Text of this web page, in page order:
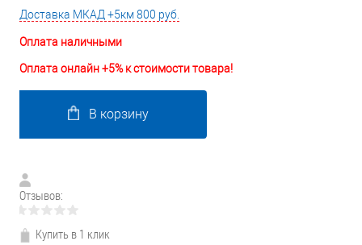
Доставка МКАД +5км 800 руб.
Оплата наличными
Оплата онлайн +5% к стоимости товара!
В корзину
Отзывов:
Купить в 1 клик